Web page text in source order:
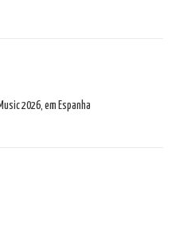
2026, em Espanha